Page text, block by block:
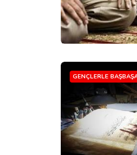
GENÇLERLE